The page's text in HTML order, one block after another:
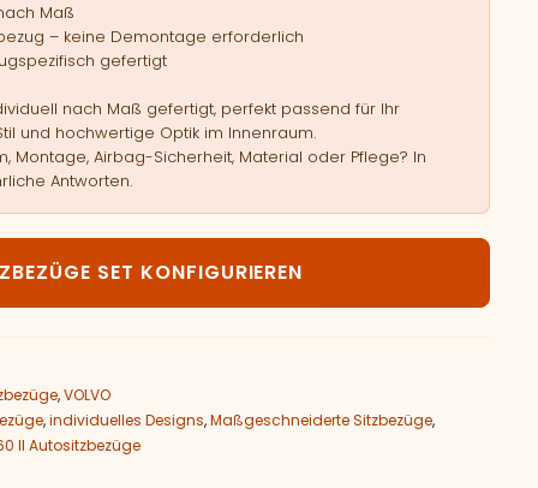
Maß
– keine Demontage erforderlich
gefertigt
nach Maß gefertigt, perfekt passend für Ihr
und hochwertige Optik im Innenraum.
Montage, Airbag-Sicherheit, Material oder Pflege? In
Antworten.
SET KONFIGURIEREN
,VOLVO
,individuelles Designs,Maßgeschneiderte Sitzbezüge,
II Autositzbezüge